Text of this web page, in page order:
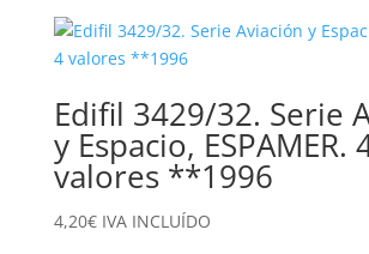
era:
15,00€.
es:
6,45€.
Edifil 3429/32. Serie
y Espacio, ESPAMER.
valores **1996
4,20€ IVA INCLUÍDO